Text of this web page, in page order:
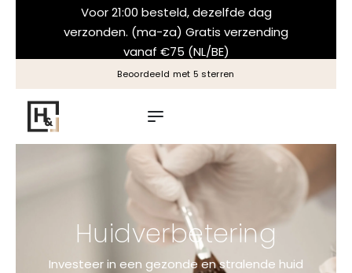
Voor 21:00 besteld, dezelfde dag
verzonden. (ma-za) Gratis verzending
vanaf €75 (NL/BE)
Beoordeeld met 5 sterren
Huidverbetering
Investeer in een gezonde en stralende huid